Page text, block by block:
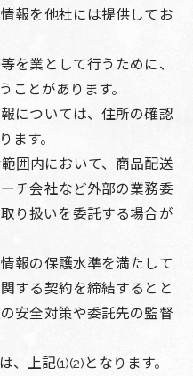
報を他社には提供してお
を業として行うために、
ことがあります。
については、住所の確認
ます。
囲内において、商品配送
チ会社など外部の業務委
り扱いを委託する場合が
報の保護水準を満たして
する契約を締結するとと
安全対策や委託先の監督
上記(1)(2)となります。